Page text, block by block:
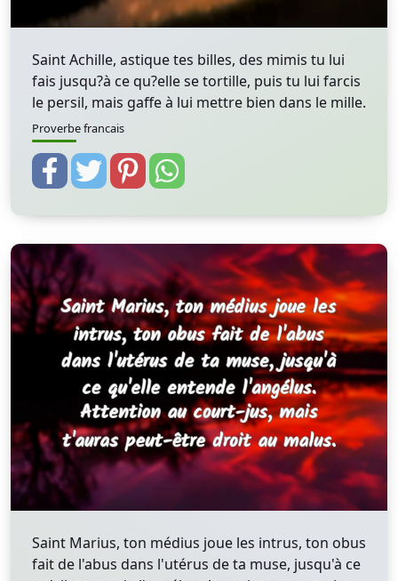
Saint Achille, astique tes billes, des mimis tu lui
fais jusqu?à ce qu?elle se tortille, puis tu lui farcis
le persil, mais gaffe à lui mettre bien dans le mille.
Proverbe francais
Saint Marius, ton médius joue les intrus, ton obus
fait de l'abus dans l'utérus de ta muse, jusqu'à ce